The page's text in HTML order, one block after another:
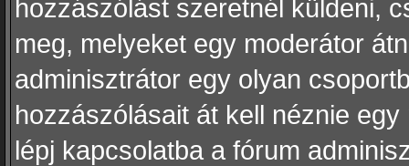
hozzászólást szeretnél küldeni,
meg, melyeket egy moderátor
adminisztrátor egy olyan
hozzászólásait át kell néznie
lépj kapcsolatba a fórum